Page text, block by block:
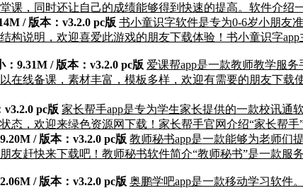
课，同时还让自己的成绩能够得到快速的提高。软件介绍
/ 版本：v3.2.0 pc版 书小童识字软件是专为0-6岁小朋友
构说明，欢迎喜爱此游戏的朋友下载体验！书小童识字
：9.31M / 版本：v3.2.0 pc版 爱课帮app是一款教师教学服
在线备课，素材丰富，模板多样，欢迎有需要的朋友下
v3.2.0 pc版 家长帮手app是专为学生家长提供的一款校讯通
态，欢迎来绿色资源网下载！家长帮手官网介绍“家长帮
/ 版本：v3.2.0 pc版 教师秘书app是一款能够为老师们
友赶快来下载吧！教师秘书软件简介“教师秘书”是一款服
/ 版本：v3.2.0 pc版 奥鹏学吧app是一款移动学习软件